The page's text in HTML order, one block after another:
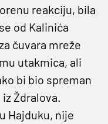
reakciju, bila
od Kalinića
čuvara mreže
utakmica, ali
bi bio spreman
Ždralova.
Hajduku, nije